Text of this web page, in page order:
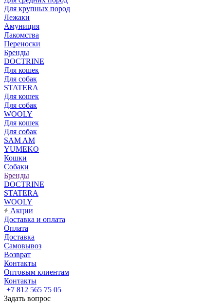
Для крупных пород
Лежаки
Амуниция
Лакомства
Переноски
Бренды
DOCTRINE
Для кошек
Для собак
STATERA
Для кошек
Для собак
WOOLY
Для кошек
Для собак
SAM AM
YUMEKO
Кошки
Собаки
Бренды
DOCTRINE
STATERA
WOOLY
Акции
Доставка и оплата
Оплата
Доставка
Самовывоз
Возврат
Контакты
Оптовым клиентам
Контакты
+7 812 565 75 05
Задать вопрос